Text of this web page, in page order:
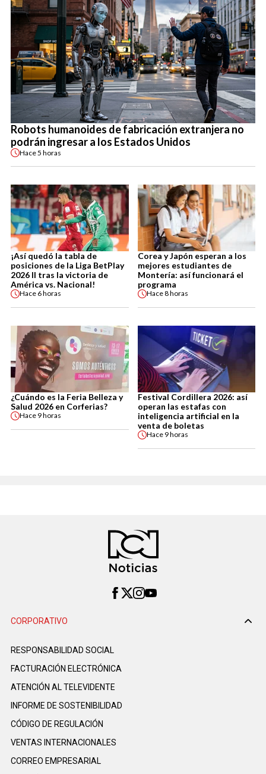
Robots humanoides de fabricación extranjera no
podrán ingresar a los Estados Unidos
Hace5 horas
¡Así quedó la tabla de
posiciones de la Liga BetPlay
2026 II tras la victoria de
América vs. Nacional!
Hace 6 horas
Corea y Japón esperan a los
mejores estudiantes de
Montería: así funcionará el
programa
Hace8 horas
¿Cuándo es la Feria Belleza y
Salud 2026 en Corferias?
Hace 9 horas
Festival Cordillera 2026: así
operan las estafas con
inteligencia artificial en la
venta de boletas
Hace 9 horas
CORPORATIVO
RESPONSABILIDAD SOCIAL
FACTURACIÓN ELECTRÓNICA
ATENCIÓN AL TELEVIDENTE
INFORME DE SOSTENIBILIDAD
CÓDIGO DE REGULACIÓN
VENTAS INTERNACIONALES
CORREO EMPRESARIAL